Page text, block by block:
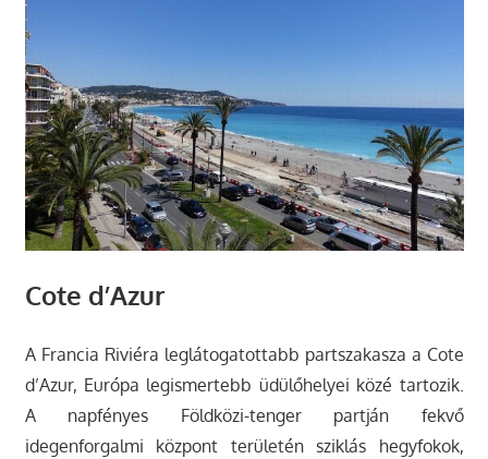
Cote d’Azur
A Francia Riviéra leglátogatottabb partszakasza a Cote
d’Azur, Európa legismertebb üdülőhelyei közé tartozik.
A napfényes Földközi-tenger partján fekvő
idegenforgalmi központ területén sziklás hegyfokok,